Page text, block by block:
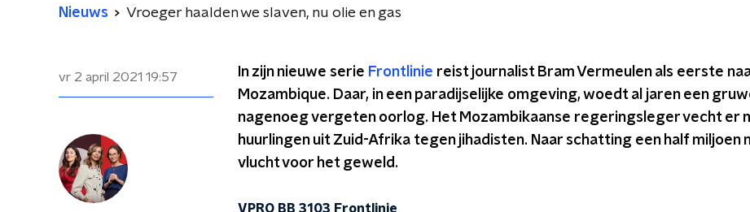
Nieuws Vroeger haalden we slaven, nu olie en gas
vr 2 april 2021 19:57 In zijn nieuwe serie Frontlinie reist journalist Bram Vermeulen als eerste
Mozambique. Daar, in een paradijselijke omgeving, woedt al jaren een
nagenoeg vergeten oorlog. Het Mozambikaanse regeringsleger vecht er
huurlingen uit Zuid-Afrika tegen jihadisten. Naar schatting een half miljoen
vlucht voor het geweld.
VPRO BB 3103 Frontlinie